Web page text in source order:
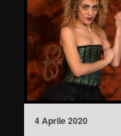
4 Aprile 2020